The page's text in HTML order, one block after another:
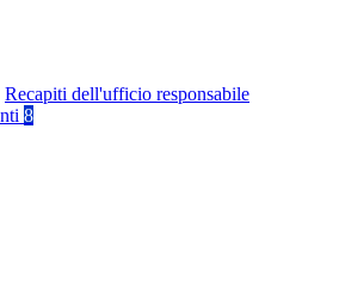
Recapiti dell'ufficio responsabile
8